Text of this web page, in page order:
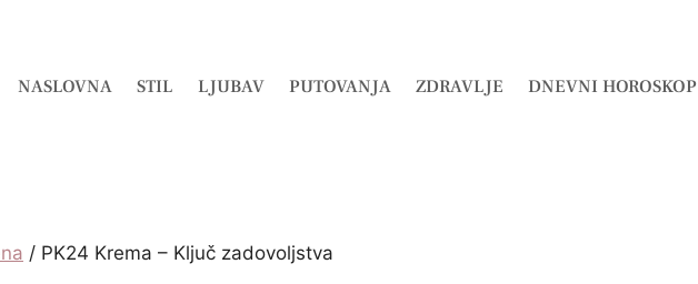
NASLOVNA STIL LJUBAV PUTOVANJA ZDRAVLJE DNEVNI HOROSKOP
/ PK24 Krema – Ključ zadovoljstva